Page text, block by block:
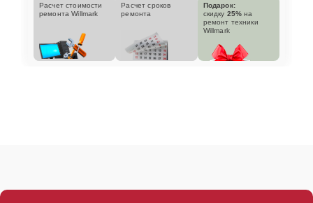
Расчет стоимости
ремонта Willmark
Расчет сроков
ремонта
Подарок:
скидку 25% на
ремонт техники
Willmark